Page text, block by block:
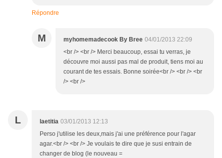
Répondre
M myhomemadecook By Bree 04/01/2013 22:09
<br /> <br /> Merci beaucoup, essai tu verras, je
découvre moi aussi pas mal de produit, tiens moi au
courant de tes essais. Bonne soirée<br /> <br /> <br
/> <br />
L laetitia 03/01/2013 12:13
Perso j'utilise les deux,mais j'ai une préférence pour l'agar
agar.<br /> <br /> Je voulais te dire que je susi entrain de
changer de blog (le nouveau =